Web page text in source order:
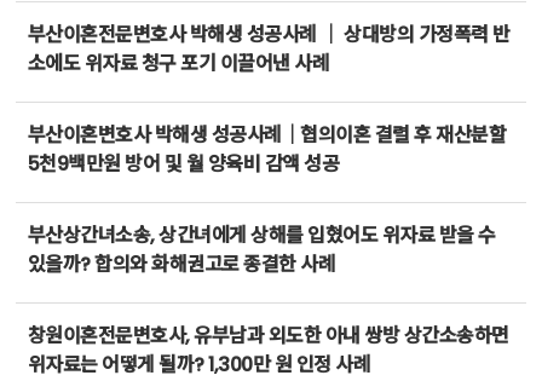
부산이혼전문변호사 박해생 성공사례 ｜ 상대방의 가정폭력 반
소에도 위자료 청구 포기 이끌어낸 사례
부산이혼변호사 박해생 성공사례｜협의이혼 결렬 후 재산분할
5천9백만원 방어 및 월 양육비 감액 성공
부산상간녀소송, 상간녀에게 상해를 입혔어도 위자료 받을 수
있을까? 합의와 화해권고로 종결한 사례
창원이혼전문변호사, 유부남과 외도한 아내 쌍방 상간소송하면
위자료는 어떻게 될까? 1,300만 원 인정 사례